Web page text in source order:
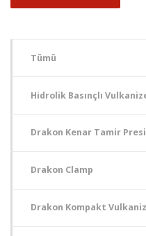
Tümü
Hidrolik Basınçlı
Drakon Kenar Tamir
Drakon Clamp
Drakon Kompakt